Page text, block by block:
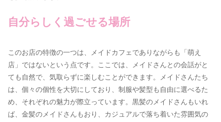
自分らしく過ごせる場所
このお店の特徴の一つは、メイドカフェでありながらも「萌え
店」ではないという点です。ここでは、メイドさんとの会話がと
ても自然で、気取らずに楽しむことができます。メイドさんたち
は、個々の個性を大切にしており、制服や髪型も自由に選べるた
め、それぞれの魅力が際立っています。黒髪のメイドさんもいれ
ば、金髪のメイドさんもおり、カジュアルで落ち着いた雰囲気の